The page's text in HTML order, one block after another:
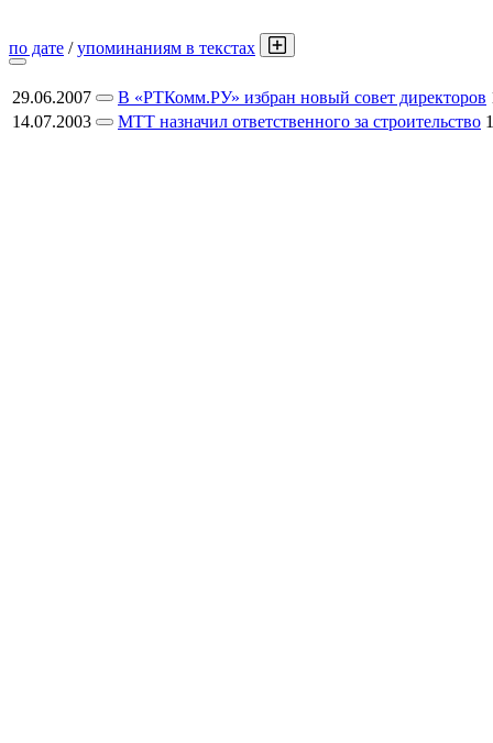
по дате /упоминаниям в текстах
29.06.2007 В «РТКомм.РУ» избран новый совет директоров
14.07.2003
МТТ назначил ответственного за строительство 1